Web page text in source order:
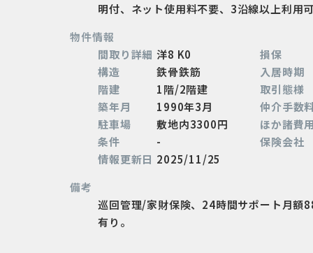
明付、ネット使用料不要、3沿線以上利用
物件情報
間取り詳細 洋8 K0
構造
鉄骨鉄筋
階建
1階/2階建
築年月
1990年3月
駐車場
敷地内3300円
条件
-
情報更新日 2025/11/25
損保
入居時期
取引態様
仲介手数
ほか諸費
保険会社
備考
巡回管理/家財保険、24時間サポート月額
有り。